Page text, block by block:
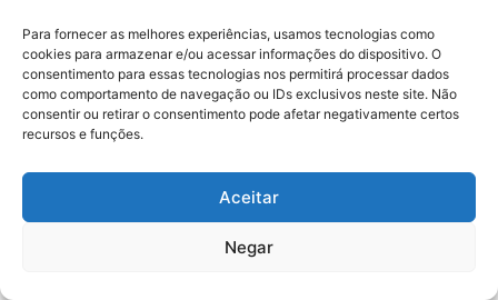
Para fornecer as melhores experiências, usamos tecnologias como
cookies para armazenar e/ou acessar informações do dispositivo. O
consentimento para essas tecnologias nos permitirá processar dados
como comportamento de navegação ou IDs exclusivos neste site. Não
consentir ou retirar o consentimento pode afetar negativamente certos
recursos e funções.
Aceitar
Negar
Eleições 2026: procuradores e
promotores eleitorais realizam
reunião de alinhamento no RN